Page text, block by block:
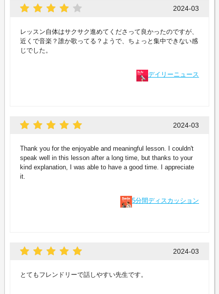
2024-03
レッスン自体はサクサク進めてくださって良かったのですが、
近くで音楽？誰か歌ってる？ようで、ちょっと集中できない感
じでした。
デイリーニュース
2024-03
Thank you for the enjoyable and meaningful lesson. I couldn't
speak well in this lesson after a long time, but thanks to your
kind explanation, I was able to have a good time. I appreciate
it.
5分間ディスカッション
2024-03
とてもフレンドリーで話しやすい先生です。